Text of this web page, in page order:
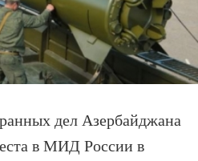
дел Азербайджана
в МИД России в